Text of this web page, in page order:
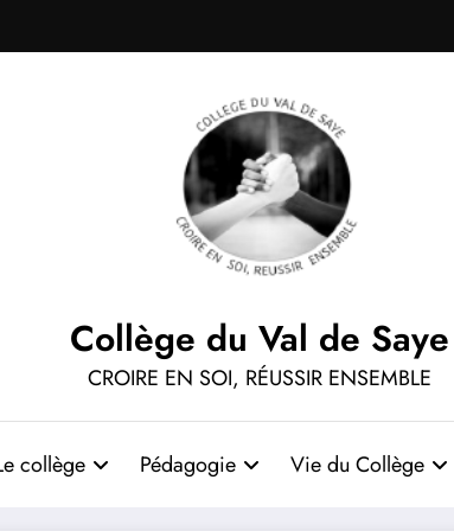
Collège du Val de Saye
CROIRE EN SOI, RÉUSSIR ENSEMBLE
collège Pédagogie Vie du Collège